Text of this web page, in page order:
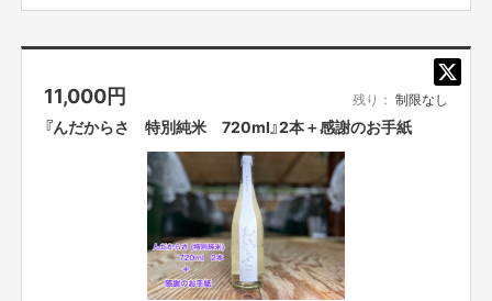
※2024年4月
思い返せば、住み始める前までの岩手の印象は「わんこそば」や「盛岡冷麺」
くらいしかありませんでした。
※送料込み、国内のみの発送です。
※20歳未満の方の飲酒は法律で禁止されています。20歳未
満の方には酒類の販売は致しません。
11,000円 残り： 制限なし
『んだからさ 特別純米 720ml』2本＋感謝のお手紙